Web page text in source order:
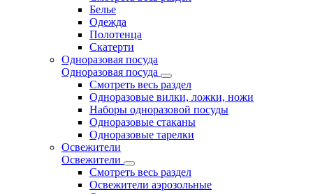
Белье
Одежда
Полотенца
Скатерти
Одноразовая посуда
Одноразовая посуда
Смотреть весь раздел
Одноразовые вилки, ложки, ножи
Наборы одноразовой посуды
Одноразовые стаканы
Одноразовые тарелки
Освежители
Освежители
Смотреть весь раздел
Освежители аэрозольные